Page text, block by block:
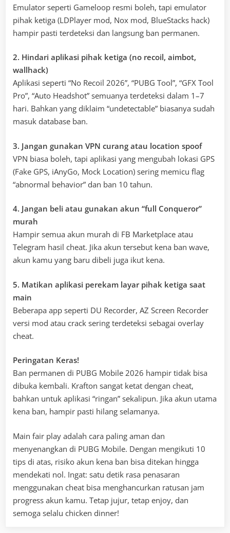
Emulator seperti Gameloop resmi boleh, tapi emulator
pihak ketiga (LDPlayer mod, Nox mod, BlueStacks hack)
hampir pasti terdeteksi dan langsung ban permanen.
2. Hindari aplikasi pihak ketiga (no recoil, aimbot,
wallhack)
Aplikasi seperti “No Recoil 2026”, “PUBG Tool”, “GFX Tool
Pro”, “Auto Headshot” semuanya terdeteksi dalam 1–7
hari. Bahkan yang diklaim “undetectable” biasanya sudah
masuk database ban.
3. Jangan gunakan VPN curang atau location spoof
VPN biasa boleh, tapi aplikasi yang mengubah lokasi GPS
(Fake GPS, iAnyGo, Mock Location) sering memicu flag
“abnormal behavior” dan ban 10 tahun.
4. Jangan beli atau gunakan akun “full Conqueror”
murah
Hampir semua akun murah di FB Marketplace atau
Telegram hasil cheat. Jika akun tersebut kena ban wave,
akun kamu yang baru dibeli juga ikut kena.
5. Matikan aplikasi perekam layar pihak ketiga saat
main
Beberapa app seperti DU Recorder, AZ Screen Recorder
versi mod atau crack sering terdeteksi sebagai overlay
cheat.
Peringatan Keras!
Ban permanen di PUBG Mobile 2026 hampir tidak bisa
dibuka kembali. Krafton sangat ketat dengan cheat,
bahkan untuk aplikasi “ringan” sekalipun. Jika akun utama
kena ban, hampir pasti hilang selamanya.
Main fair play adalah cara paling aman dan
menyenangkan di PUBG Mobile. Dengan mengikuti 10
tips di atas, risiko akun kena ban bisa ditekan hingga
mendekati nol. Ingat: satu detik rasa penasaran
menggunakan cheat bisa menghancurkan ratusan jam
progress akun kamu. Tetap jujur, tetap enjoy, dan
semoga selalu chicken dinner!